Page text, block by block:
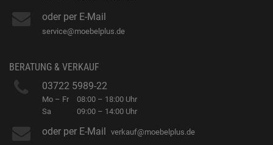
oder per E-Mail
service@moebelplus.de
BERATUNG & VERKAUF
03722 5989-22
Mo – Fr
Sa
08:00 – 18:00 Uhr
09:00 – 14:00 Uhr
oder per E-Mail verkauf@moebelplus.de